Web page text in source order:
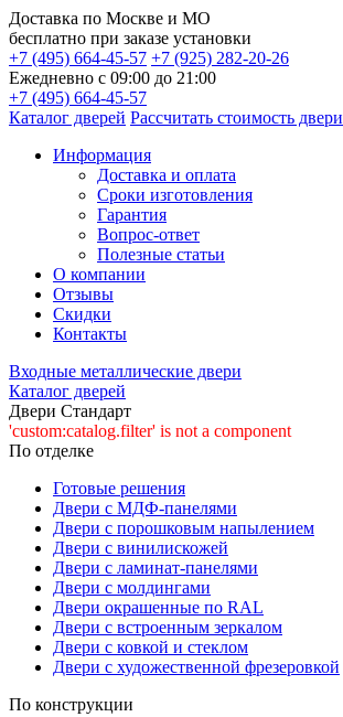
Доставка по Москве и МО
бесплатно при заказе установки
+7 (495) 664-45-57 +7 (925) 282-20-26
Ежедневно с 09:00 до 21:00
+7 (495) 664-45-57
Каталог дверей Рассчитать стоимость двери
Информация
Доставка и оплата
Сроки изготовления
Гарантия
Вопрос-ответ
Полезные статьи
О компании
Отзывы
Скидки
Контакты
Входные металлические двери
Каталог дверей
Двери Стандарт
'custom:catalog.filter' is not a component
По отделке
Готовые решения
Двери с МДФ-панелями
Двери с порошковым напылением
Двери с винилискожей
Двери с ламинат-панелями
Двери с молдингами
Двери окрашенные по RAL
Двери с встроенным зеркалом
Двери с ковкой и стеклом
Двери с художественной фрезеровкой
По конструкции